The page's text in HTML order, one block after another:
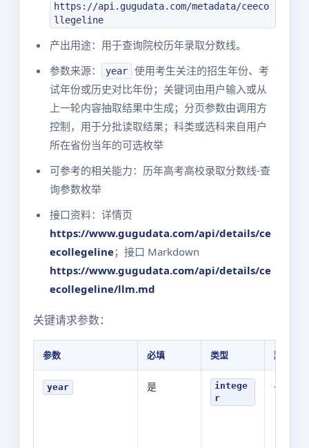
https://api.gugudata.com/metadata/ceeco
llegeline
产出用途：用于查询院校历年录取分数线。
参数来源：
year
使用考生关注的招生年份、考
试年份或历史对比年份；关键词由用户输入或从
上一轮内容抽取结果中生成；分页参数由调用方
控制，用于分批读取结果；科类或选科来自用户
所在省份当年的可选枚举
可参考的相关能力：历年高考高校录取分数线-查
询参数枚举
接口资料：详情页
https://www.gugudata.com/api/details/ce
ecollegeline；接口 Markdown
https://www.gugudata.com/api/details/ce
ecollegeline/llm.md
关键请求参数：
参数 必填 类型 默认值
year 是
intege
r
-